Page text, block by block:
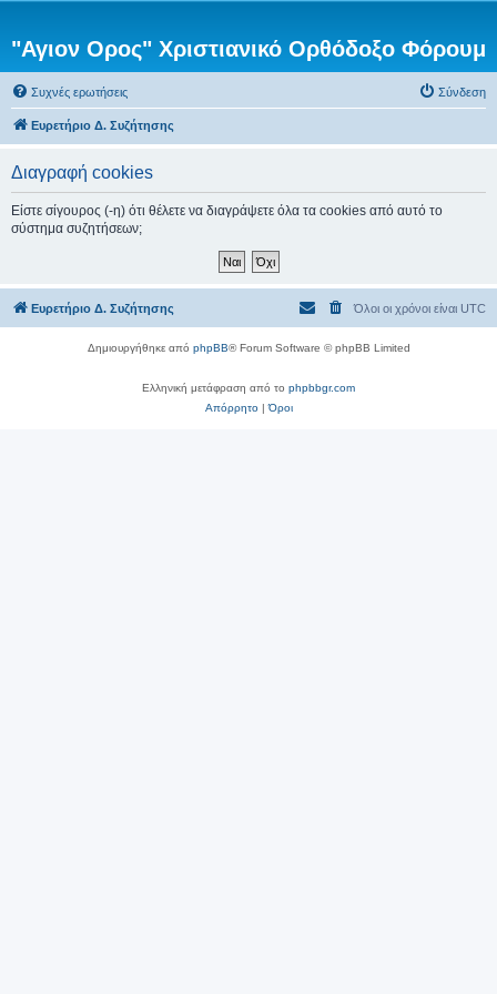
"Αγιον Ορος" Χριστιανικό Ορθόδοξο Φόρουμ
Συχνές ερωτήσεις Σύνδεση
Ευρετήριο Δ. Συζήτησης
Διαγραφή cookies
Είστε σίγουρος (-η) ότι θέλετε να διαγράψετε όλα τα cookies από αυτό το
σύστημα συζητήσεων;
Ευρετήριο Δ. Συζήτησης Όλοι οι χρόνοι είναι UTC
Δημιουργήθηκε από phpBB® Forum Software © phpBB Limited
Ελληνική μετάφραση από το phpbbgr.com
Απόρρητο|Όροι